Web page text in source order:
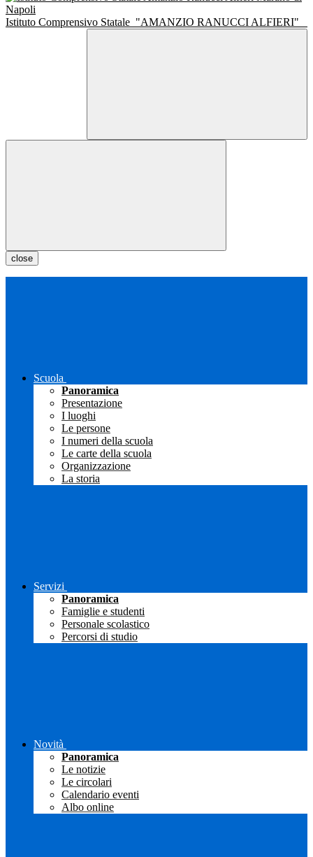
Istituto Comprensivo Statale "AMANZIO RANUCCI ALFIERI"
close
Scuola
Panoramica
Presentazione
I luoghi
Le persone
I numeri della scuola
Le carte della scuola
Organizzazione
La storia
Servizi
Panoramica
Famiglie e studenti
Personale scolastico
Percorsi di studio
Novità
Panoramica
Le notizie
Le circolari
Calendario eventi
Albo online